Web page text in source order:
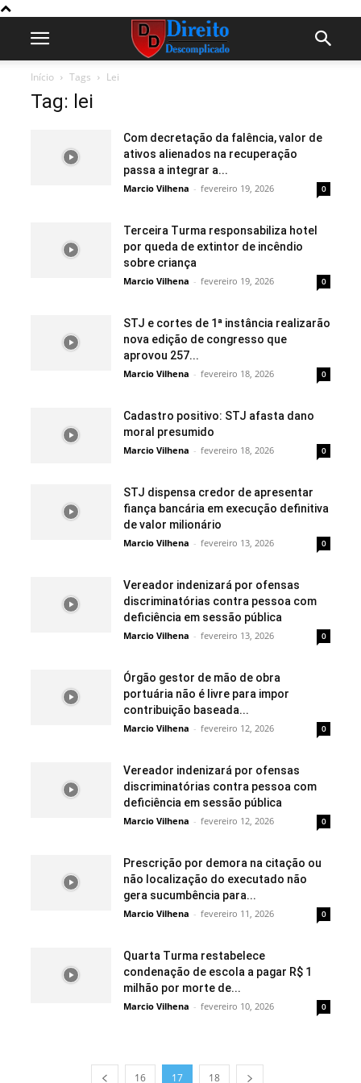
Início Tags Lei
Tag: lei
Com decretação da falência, valor de
ativos alienados na recuperação
passa a integrar a...
Marcio Vilhena - fevereiro 19, 2026 0
Terceira Turma responsabiliza hotel
por queda de extintor de incêndio
sobre criança
Marcio Vilhena - fevereiro 19, 2026 0
STJ e cortes de 1ª instância realizarão
nova edição de congresso que
aprovou 257...
Marcio Vilhena - fevereiro 18, 2026 0
Cadastro positivo: STJ afasta dano
moral presumido
Marcio Vilhena - fevereiro 18, 2026 0
STJ dispensa credor de apresentar
fiança bancária em execução definitiva
de valor milionário
Marcio Vilhena - fevereiro 13, 2026 0
Vereador indenizará por ofensas
discriminatórias contra pessoa com
deficiência em sessão pública
Marcio Vilhena - fevereiro 13, 2026 0
Órgão gestor de mão de obra
portuária não é livre para impor
contribuição baseada...
Marcio Vilhena - fevereiro 12, 2026 0
Vereador indenizará por ofensas
discriminatórias contra pessoa com
deficiência em sessão pública
Marcio Vilhena - fevereiro 12, 2026 0
Prescrição por demora na citação ou
não localização do executado não
gera sucumbência para...
Marcio Vilhena - fevereiro 11, 2026 0
Quarta Turma restabelece
condenação de escola a pagar R$ 1
milhão por morte de...
Marcio Vilhena - fevereiro 10, 2026 0
16 17 18